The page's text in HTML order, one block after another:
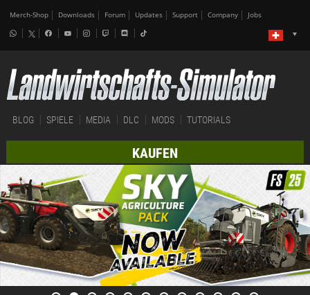
Merch-Shop Downloads Forum Updates Support Company Jobs
BLOG SPIELE MEDIA DLC MODS TUTORIALS
KAUFEN